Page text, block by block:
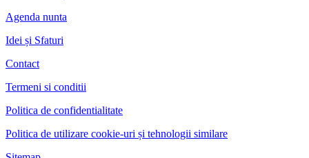
Agenda nunta
Idei și Sfaturi
Contact
Termeni si conditii
Politica de confidentialitate
Politica de utilizare cookie-uri și tehnologii similare